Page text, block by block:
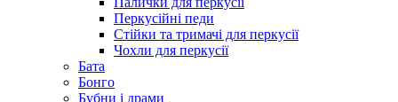
Перкусійні педи
Стійки та тримачі для перкусії
Чохли для перкусії
Бата
Бонго
Бубни і драми